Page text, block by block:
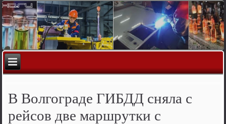
В Волгограде ГИБДД сняла с
рейсов две маршрутки с